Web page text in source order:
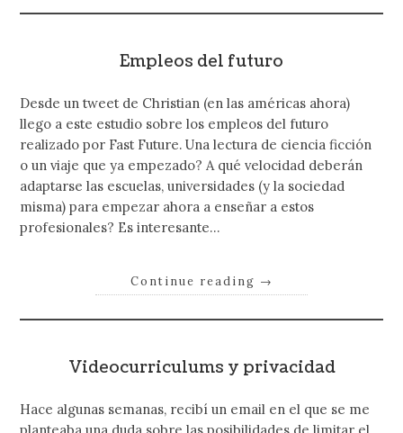
Empleos del futuro
Desde un tweet de Christian (en las américas ahora)
llego a este estudio sobre los empleos del futuro
realizado por Fast Future. Una lectura de ciencia ficción
o un viaje que ya empezado? A qué velocidad deberán
adaptarse las escuelas, universidades (y la sociedad
misma) para empezar ahora a enseñar a estos
profesionales? Es interesante…
Continue reading →
Videocurriculums y privacidad
Hace algunas semanas, recibí un email en el que se me